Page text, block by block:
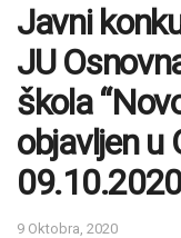
Javni
JU
škola
objavljen u
9 Oktobra, 2020